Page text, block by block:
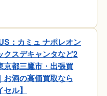
：カミュ ナポレオン
クスデキャンタなど2
京都三鷹市・出張買
お酒の高価買取なら
セル】